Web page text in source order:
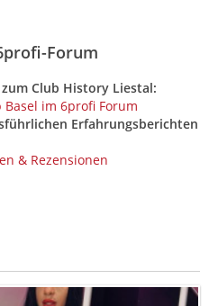
Forum
Club History Liestal:
im 6profi Forum
Erfahrungsberichten
& Rezensionen